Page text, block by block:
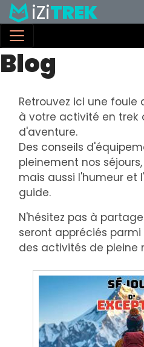
iZiTREK
Blog
Retrouvez ici une
à votre activité en trek
d'aventure.
Des conseils
pleinement nos séjours,
mais aussi l'humeur et
guide.
N'hésitez pas à
seront appréciés parmi
des activités de pleine